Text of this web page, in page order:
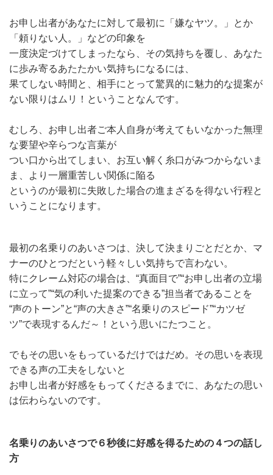
お申し出者があなたに対して最初に「嫌なヤツ。」とか
「頼りない人。」などの印象を
一度決定づけてしまったなら、その気持ちを覆し、あなた
に歩み寄るあたたかい気持ちになるには、
果てしない時間と、相手にとって驚異的に魅力的な提案が
ない限りはムリ！ということなんです。
むしろ、お申し出者ご本人自身が考えてもいなかった無理
な要望や辛らつな言葉が
つい口から出てしまい、お互い解く糸口がみつからないま
ま、より一層重苦しい関係に陥る
というのが最初に失敗した場合の進まざるを得ない行程と
いうことになります。
最初の名乗りのあいさつは、決して決まりごとだとか、マ
ナーのひとつだという軽々しい気持ちで言わない。
特にクレーム対応の場合は、“真面目で”“お申し出者の立場
に立って”“気の利いた提案のできる”担当者であることを
“声のトーン”と“声の大きさ”“名乗りのスピード”“カツゼ
ツ”で表現するんだ～！という思いにたつこと。
でもその思いをもっているだけではだめ。その思いを表現
できる声の工夫をしないと
お申し出者が好感をもってくださるまでに、あなたの思い
は伝わらないのです。
名乗りのあいさつで６秒後に好感を得るための４つの話し
方